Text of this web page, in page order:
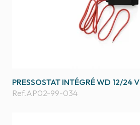
PRESSOSTAT INTÉGRÉ WD 12/24 V
Ref.AP02-99-034